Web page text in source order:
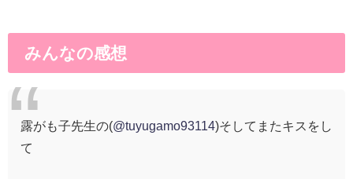
みんなの感想
露がも子先生の(@tuyugamo93114)そしてまたキスをし
て